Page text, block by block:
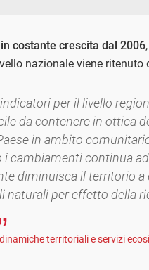
costante crescita dal 2006
nazionale viene
per il livello
da contenere in ottica
in ambito
i cambiamenti continua
diminuisca il territorio a
naturali per effetto della
territoriali e servizi